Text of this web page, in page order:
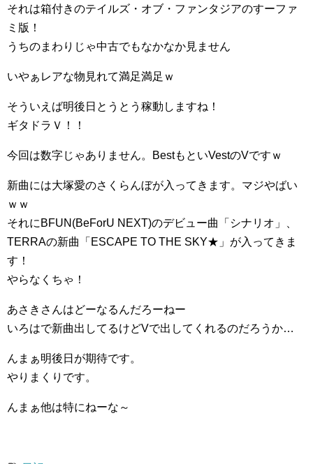
それは箱付きのテイルズ・オブ・ファンタジアのすーファ
ミ版！
うちのまわりじゃ中古でもなかなか見ません
いやぁレアな物見れて満足満足ｗ
そういえば明後日とうとう稼動しますね！
ギタドラＶ！！
今回は数字じゃありません。BestもといVestのVですｗ
新曲には大塚愛のさくらんぼが入ってきます。マジやばい
ｗｗ
それにBFUN(BeForU NEXT)のデビュー曲「シナリオ」、
TERRAの新曲「ESCAPE TO THE SKY★」が入ってきま
す！
やらなくちゃ！
あさきさんはどーなるんだろーねー
いろはで新曲出してるけどVで出してくれるのだろうか…
んまぁ明後日が期待です。
やりまくりです。
んまぁ他は特にねーな～